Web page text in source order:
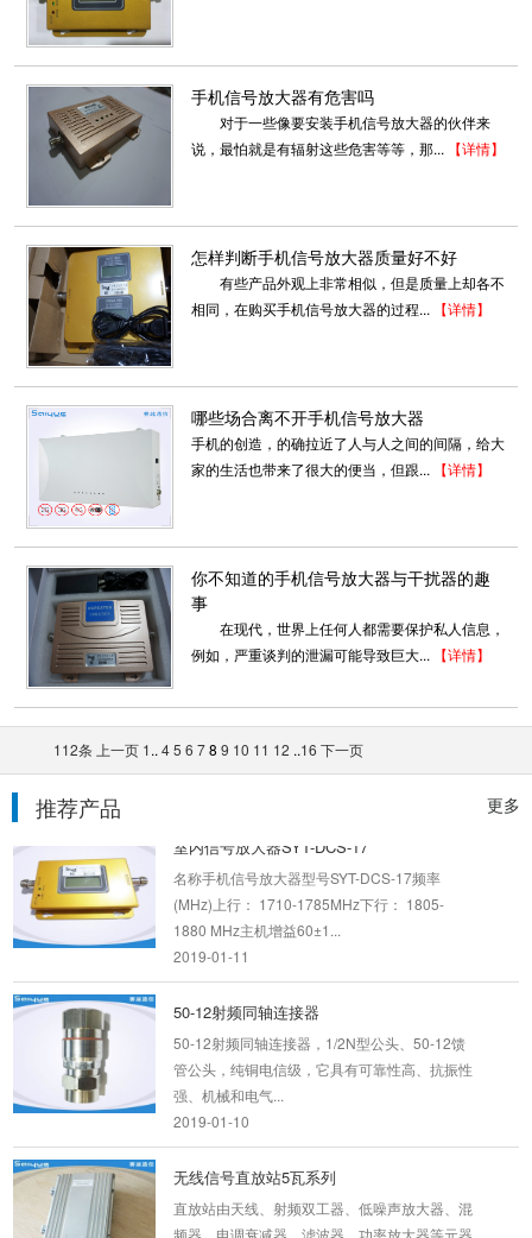
手机信号放大器有危害吗
对于一些像要安装手机信号放大器的伙伴来
说，最怕就是有辐射这些危害等等，那... 【详情】
怎样判断手机信号放大器质量好不好
有些产品外观上非常相似，但是质量上却各不
相同，在购买手机信号放大器的过程... 【详情】
哪些场合离不开手机信号放大器
手机的创造，的确拉近了人与人之间的间隔，给大
家的生活也带来了很大的便当，但跟... 【详情】
你不知道的手机信号放大器与干扰器的趣
事
在现代，世界上任何人都需要保护私人信息，
例如，严重谈判的泄漏可能导致巨大... 【详情】
112条 上一页 1..45 6 78 9 10 11 12 ..16 下一页
更多
推荐产品
一、单频智能无线拉远系统产品介绍如上图所
示，智能拉远系统由近端机、中继天线、远端
机、重发天线四部...
名称手机信号放大器型号SYT-DCS-17频率
(MHz)上行： 1710-1785MHz下行： 1805-
1880 MHz主机增益60±1...
2019-01-11
50-12射频同轴连接器
50-12射频同轴连接器，1/2N型公头、50-12馈
管公头，纯铜电信级，它具有可靠性高、抗振性
强、机械和电气...
2019-01-10
无线信号直放站5瓦系列
直放站由天线、射频双工器、低噪声放大器、混
频器、电调衰减器、滤波器、功率放大器等元器